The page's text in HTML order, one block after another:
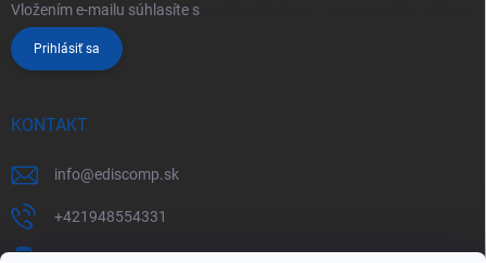
Vložením e-mailu súhlasíte s
Prihlásiť sa
KONTAKT
info@ediscomp.sk
+421948554331